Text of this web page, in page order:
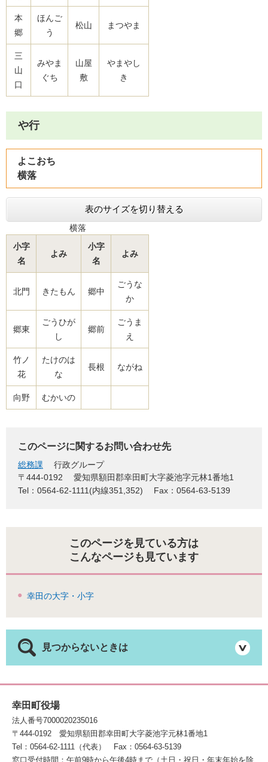
本
郷
ほんご
う
松山 まつやま
三
山
口
みやま
ぐち
山屋
敷
やまやし
き
や行
よこおち
横落
表のサイズを切り替える
横落
小字
名
よみ
小字
名
よみ
北門 きたもん 郷中
ごうな
か
郷東
ごうひが
し
郷前
ごうま
え
竹ノ
花
たけのは
な
長根 ながね
向野 むかいの
このページに関するお問い合わせ先
総務課
行政グループ
〒444-0192
愛知県額田郡幸田町大字菱池字元林1番地1
Tel：0564-62-1111(内線351,352)
Fax：0564-63-5139
このページを見ている方は
こんなページも見ています
幸田の大字・小字
見つからないときは
幸田町役場
法人番号7000020235016
〒444-0192
愛知県額田郡幸田町大字菱池字元林1番地1
Tel：0564-62-1111（代表）
Fax：0564-63-5139
窓口受付時間：午前9時から午後4時まで（土日・祝日・年末年始を除